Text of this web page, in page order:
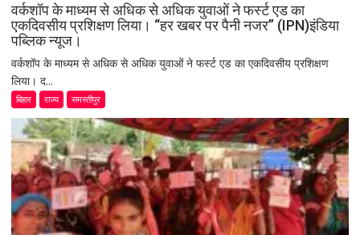
वर्कशॉप के माध्यम से अधिक से अधिक युवाओं ने फर्स्ट एड का
एकदिवसीय प्रशिक्षण लिया। “हर खबर पर पैनी नजर” (IPN)इंडिया
पब्लिक न्यूज।
वर्कशॉप के माध्यम से अधिक से अधिक युवाओं ने फर्स्ट एड का एकदिवसीय प्रशिक्षण
लिया। द...
बिहार राज्य समस्तीपुर